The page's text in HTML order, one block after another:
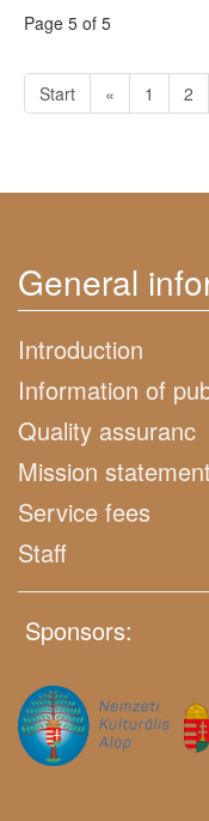
Page 5 of 5
Start « 1 2
General
Introduction
Information of
Quality assuranc
Mission
Service fees
Staff
Sponsors: